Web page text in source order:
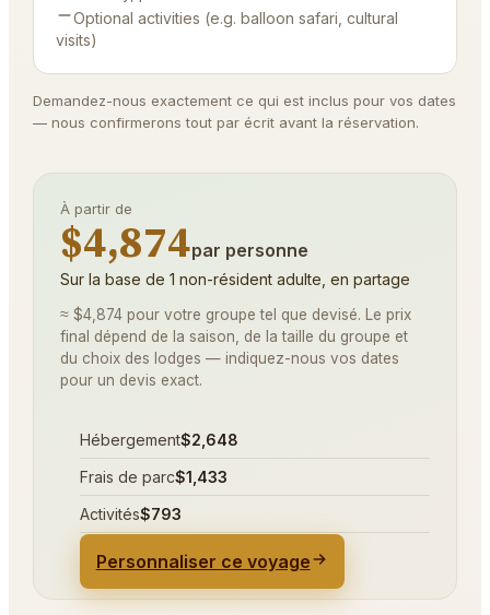
Optional activities (e.g. balloon safari, cultural
visits)
Demandez-nous exactement ce qui est inclus pour vos dates
— nous confirmerons tout par écrit avant la réservation.
À partir de
$4,874par personne
Sur la base de 1 non-résident adulte, en partage
≈ $4,874 pour votre groupe tel que devisé. Le prix
final dépend de la saison, de la taille du groupe et
du choix des lodges — indiquez-nous vos dates
pour un devis exact.
Hébergement$2,648
Frais de parc$1,433
Activités$793
Personnaliser ce voyage